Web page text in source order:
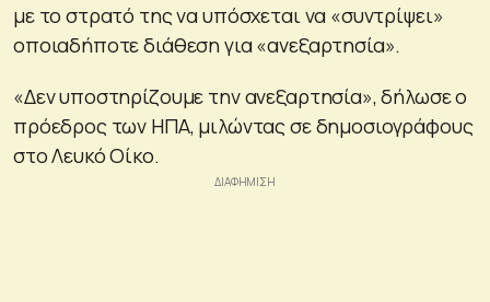
με το στρατό της να υπόσχεται να «συντρίψει»
οποιαδήποτε διάθεση για «ανεξαρτησία».
«Δεν υποστηρίζουμε την ανεξαρτησία», δήλωσε ο
πρόεδρος των ΗΠΑ, μιλώντας σε δημοσιογράφους
στο Λευκό Οίκο.